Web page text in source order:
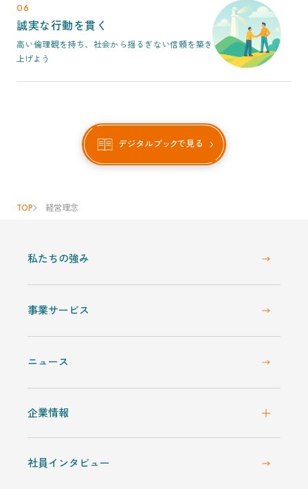
06
誠実な行動を貫く
高い倫理観を持ち、社会から揺るぎない信頼を築き
上げよう
TOP 経営理念
私たちの強み
事業サービス
ニュース
企業情報
社員インタビュー